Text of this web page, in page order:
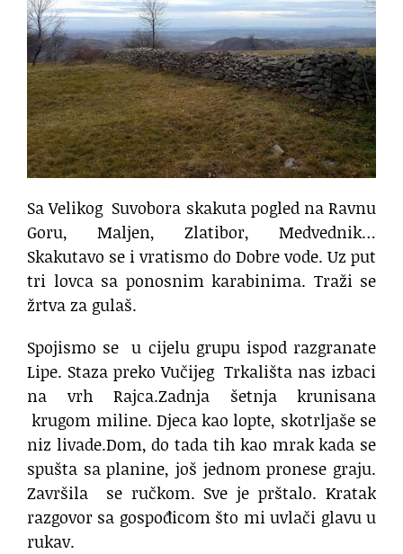
Sa Velikog Suvobora skakuta pogled na Ravnu
Goru, Maljen, Zlatibor, Medvednik…
Skakutavo se i vratismo do Dobre vode. Uz put
tri lovca sa ponosnim karabinima. Traži se
žrtva za gulaš.
Spojismo se u cijelu grupu ispod razgranate
Lipe. Staza preko Vučijeg Trkališta nas izbaci
na vrh Rajca.Zadnja šetnja krunisana
krugom miline. Djeca kao lopte, skotrljaše se
niz livade.Dom, do tada tih kao mrak kada se
spušta sa planine, još jednom pronese graju.
Završila
se ručkom. Sve je prštalo. Kratak
razgovor sa gospođicom što mi uvlači glavu u
rukav.